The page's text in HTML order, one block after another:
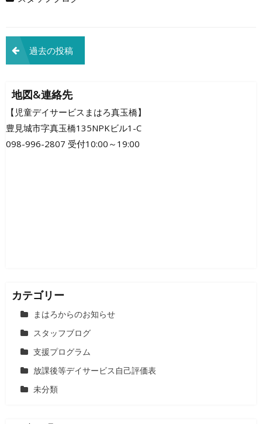
投
稿
ナ
ビ
ゲ
過去の投稿
地図&連絡先
【児童デイサービスまはろ真玉橋】
豊見城市字真玉橋135NPKビル1-C
098-996-2807 受付10:00～19:00
カテゴリー
まはろからのお知らせ
スタッフブログ
支援プログラム
放課後等デイサービス自己評価表
未分類